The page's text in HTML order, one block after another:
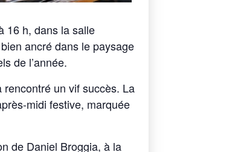
16 h, dans la salle
ancré dans le paysage
de l’année.
rencontré un vif succès. La
midi festive, marquée
de Daniel Broggia, à la